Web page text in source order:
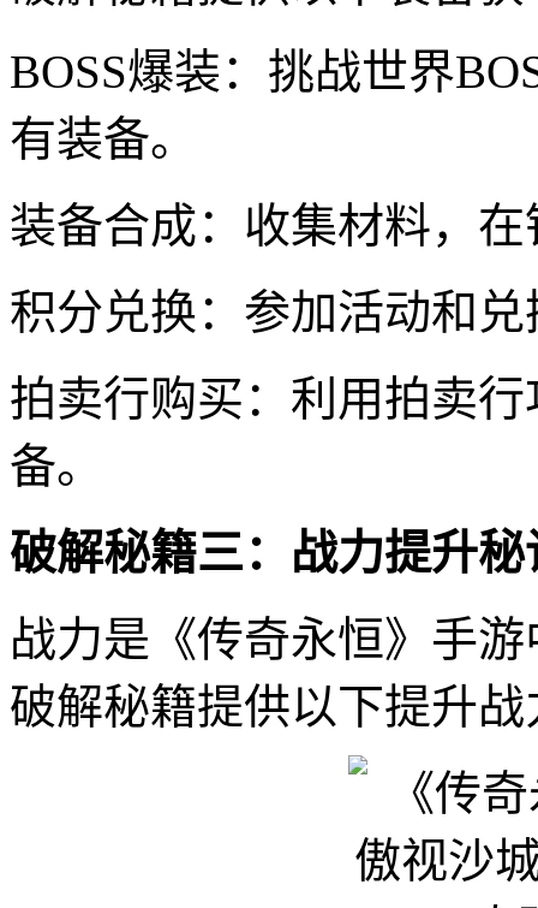
BOSS爆装：挑战世界
有装备。
装备合成：收集材料，
积分兑换：参加活动和
拍卖行购买：利用拍卖
备。
破解秘籍三：战力提升秘
战力是《传奇永恒》手
破解秘籍提供以下提升